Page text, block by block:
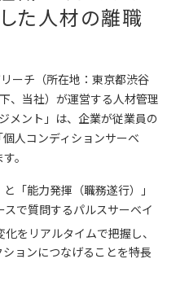
た人材の離職
ーチ（所在地：東京都渋谷
、当社）が運営する人材管理
メント」は、企業が従業員の
人コンディションサーベ
。
「能力発揮（職務遂行）」
で質問するパルスサーベイ
をリアルタイムで把握し、
ョンにつなげることを特長